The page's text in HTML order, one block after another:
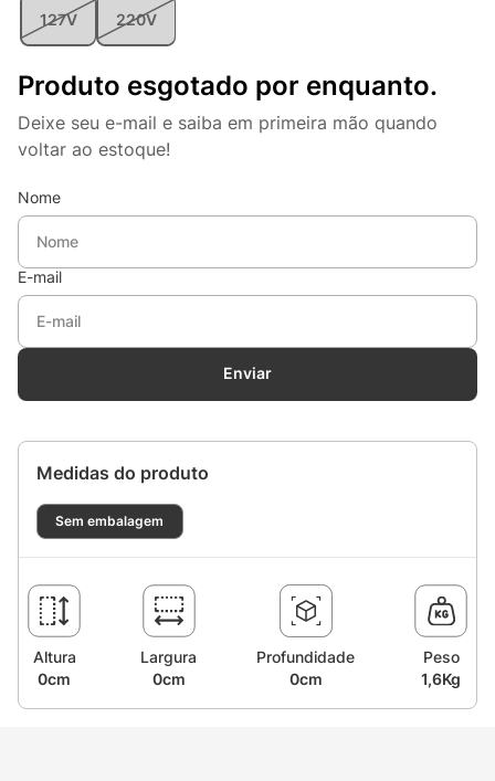
127V 220V
Produto esgotado por enquanto.
Deixe seu e-mail e saiba em primeira mão quando
voltar ao estoque!
Nome
E-mail
Enviar
Medidas do produto
Sem embalagem
Altura
0cm
Largura
0cm
Profundidade
0cm
Peso
1,6Kg